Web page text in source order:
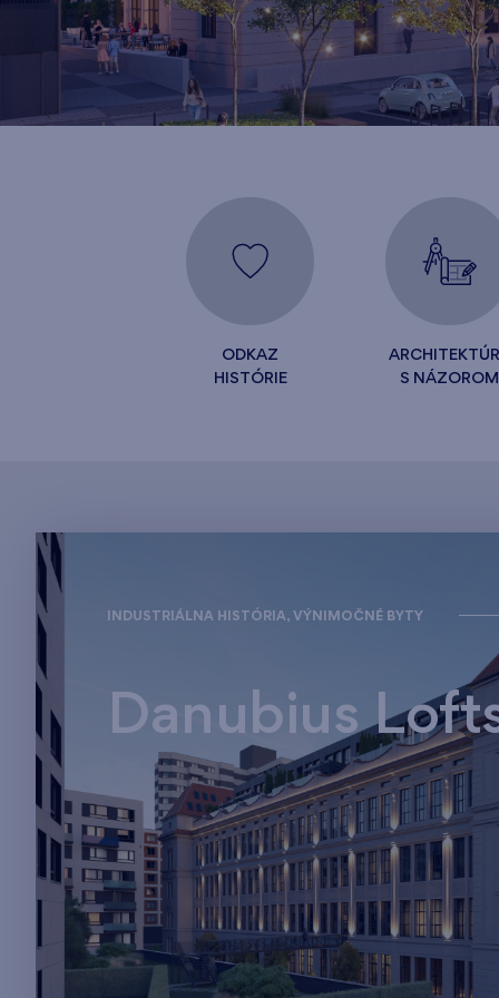
ODKAZ
HISTÓRIE
S NÁZOROM
INDUSTRIÁLNA HISTÓRIA, VÝNIMOČNÉ BYTY
Danubius